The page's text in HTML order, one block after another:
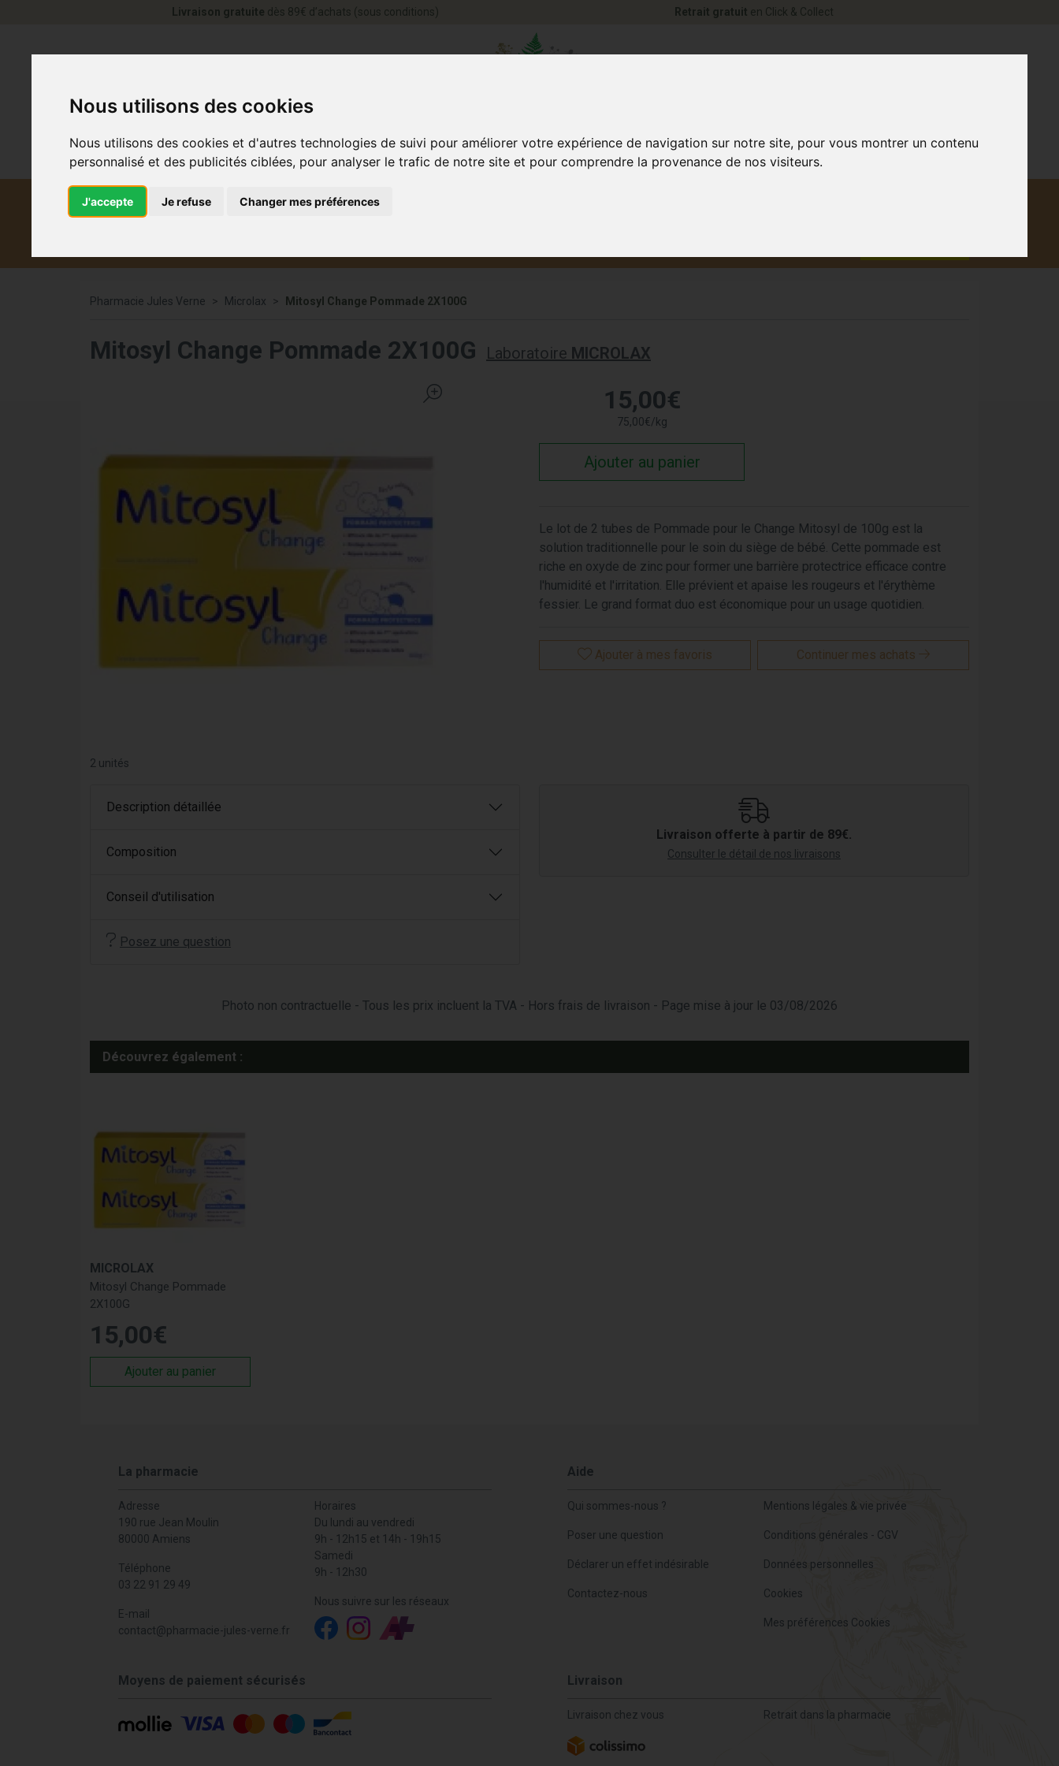
Nous utilisons des cookies
Nous utilisons des cookies et d'autres technologies de suivi pour améliorer votre expérience de navigation sur notre site, pour vous montrer un contenu
personnalisé et des publicités ciblées, pour analyser le trafic de notre site et pour comprendre la provenance de nos visiteurs.
J'accepte Je refuse Changer mes préférences
Livraison gratuite dès 89€ d’achats (sous conditions) Retrait gratuit en Click & Collect
Pharmacie Jules Verne Microlax Mitosyl Change Pommade 2X100G
Mitosyl Change Pommade 2X100G Laboratoire MICROLAX
2 unités
15,00€
75,00€/kg
Ajouter au panier
Le lot de 2 tubes de Pommade pour le Change Mitosyl de 100g est la
solution traditionnelle pour le soin du siège de bébé. Cette pommade est
riche en oxyde de zinc pour former une barrière protectrice efficace contre
l'humidité et l'irritation. Elle prévient et apaise les rougeurs et l'érythème
fessier. Le grand format duo est économique pour un usage quotidien.
Ajouter à mes favoris Continuer mes achats
Description détaillée
Composition
Conseil d'utilisation
Posez une question
Livraison offerte à partir de 89€.
Consulter le détail de nos livraisons
Photo non contractuelle - Tous les prix incluent la TVA - Hors frais de livraison - Page mise à jour le 03/08/2026
Découvrez également :
MICROLAX
Mitosyl Change Pommade
2X100G
15,00€
Ajouter au panier
La pharmacie
Adresse
190 rue Jean Moulin
80000 Amiens
Téléphone
03 22 91 29 49
E-mail
contact@pharmacie-jules-verne.fr
Horaires
Du lundi au vendredi
9h - 12h15 et 14h - 19h15
Samedi
9h - 12h30
Nous suivre sur les réseaux
Aide
Qui sommes-nous ?
Poser une question
Déclarer un effet indésirable
Contactez-nous
Mentions légales & vie privée
Conditions générales - CGV
Données personnelles
Cookies
Mes préférences Cookies
Moyens de paiement sécurisés Livraison
Livraison chez vous Retrait dans la pharmacie